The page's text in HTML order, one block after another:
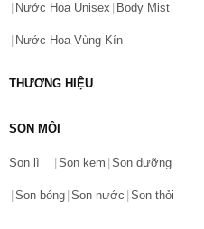
hay mua hàng?
gọi cho chúng tôi qua số
Nước Hoa Unisex Body Mist
Nước Hoa Vùng Kín
THƯƠNG HIỆU
SON MÔI
Son lì Son kem Son dưỡng
Son bóng Son nước Son thỏi